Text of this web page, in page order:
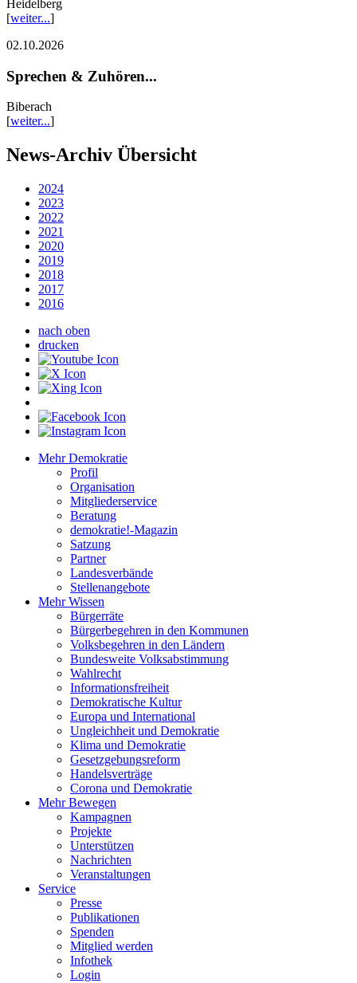
Heidelberg
[weiter...]
02.10.2026
Sprechen & Zuhören...
Biberach
[weiter...]
News-Archiv Übersicht
2024
2023
2022
2021
2020
2019
2018
2017
2016
nach oben
drucken
Mehr Demokratie
Profil
Organisation
Mitgliederservice
Beratung
demokratie!-Magazin
Satzung
Partner
Landesverbände
Stellenangebote
Mehr Wissen
Bürgerräte
Bürgerbegehren in den Kommunen
Volksbegehren in den Ländern
Bundesweite Volksabstimmung
Wahlrecht
Informationsfreiheit
Demokratische Kultur
Europa und International
Ungleichheit und Demokratie
Klima und Demokratie
Gesetzgebungsreform
Handelsverträge
Corona und Demokratie
Mehr Bewegen
Kampagnen
Projekte
Unterstützen
Nachrichten
Veranstaltungen
Service
Presse
Publikationen
Spenden
Mitglied werden
Infothek
Login